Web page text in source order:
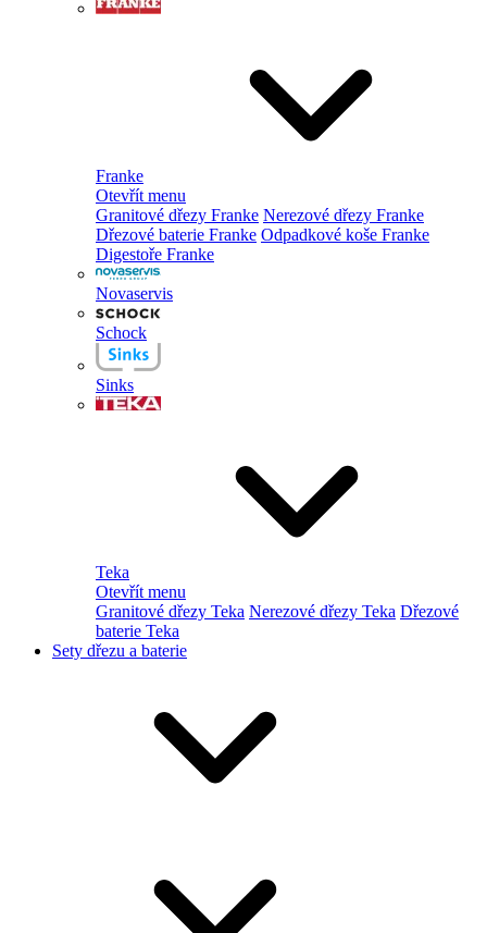
Franke
Otevřít menu
Granitové dřezy Franke Nerezové dřezy Franke
Dřezové baterie Franke Odpadkové koše Franke
Digestoře Franke
Novaservis
Schock
Sinks
Teka
Otevřít menu
Granitové dřezy Teka Nerezové dřezy Teka Dřezové
baterie Teka
Sety dřezu a baterie